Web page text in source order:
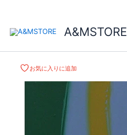
A&MSTORE
お気に入りに追加